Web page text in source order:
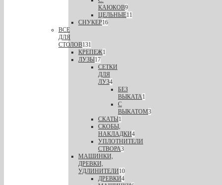
КАЮКОВ9
ЦЕЛЬНЫЕ11
СНУКЕР16
ВСЕ
ДЛЯ
СТОЛОВ131
КРЕПЕЖ1
ЛУЗЫ17
СЕТКИ
ДЛЯ
ЛУЗ4
БЕЗ
ВЫКАТА1
С
ВЫКАТОМ3
СКАТЫ1
СКОБЫ,
НАКЛАДКИ4
УПЛОТНИТЕЛИ
СТВОРА3
МАШИНКИ,
ДРЕВКИ,
УДЛИНИТЕЛИ10
ДРЕВКИ4